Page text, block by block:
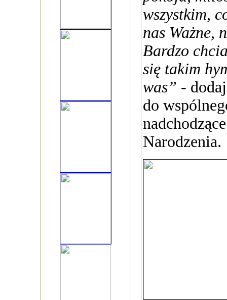
wszystkim,
nas Ważne,
Bardzo
się takim
was” -
do
Narodzenia.